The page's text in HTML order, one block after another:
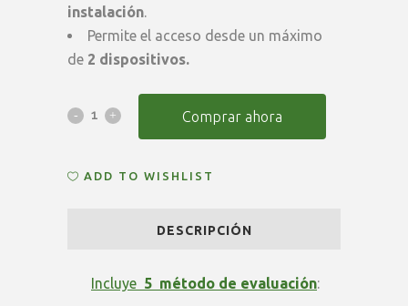
instalación.
Permite el acceso desde un máximo
de 2 dispositivos.
Suscripción
PSICOsoft
Plan
Comprar ahora
ADD TO WISHLIST
DESCRIPCIÓN
Incluye 5 método de evaluación: